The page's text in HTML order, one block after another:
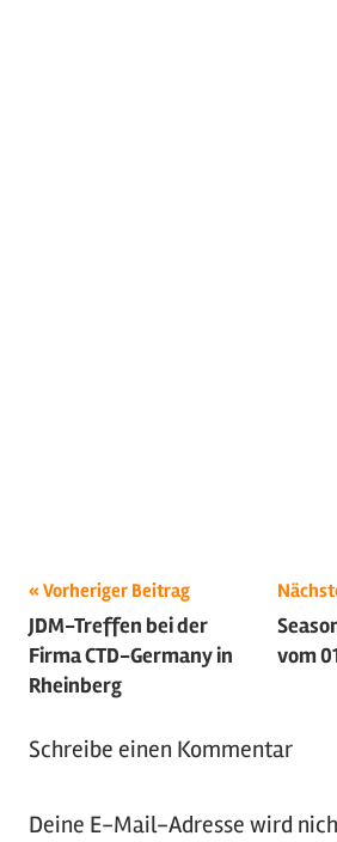
Schlagwörter:
2013,
Oldtimer,
Youngtimer
Beitragsnavigation
Vorheriger Beitrag
JDM-Treffen bei der
Firma CTD-Germany in
Rheinberg
vom
Schreibe einen Kommentar
Deine E-Mail-Adresse wird